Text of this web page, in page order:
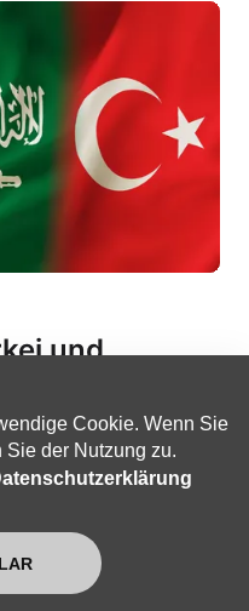
und
Cookie. Wenn Sie
der Nutzung zu.